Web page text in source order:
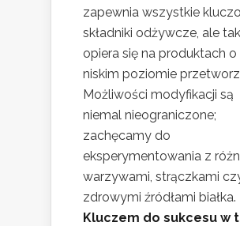
zapewnia wszystkie
składniki odżywcze, ale
opiera się na produktach o
niskim poziomie
Możliwości modyfikacji są
niemal nieograniczone;
zachęcamy do
eksperymentowania z
warzywami, strączkami
zdrowymi źródłami białka.
Kluczem do sukcesu w